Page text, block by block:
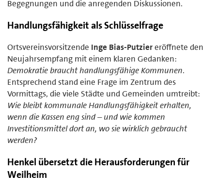
Begegnungen und die anregenden Diskussionen.
Handlungsfähigkeit als Schlüsselfrage
Ortsvereinsvorsitzende Inge Bias-Putziereröffnete den
Neujahrsempfang mit einem klaren Gedanken:
Demokratie braucht handlungsfähige Kommunen.
Entsprechend stand eine Frage im Zentrum des
Vormittags, die viele Städte und Gemeinden umtreibt:
Wie bleibt kommunale Handlungsfähigkeit erhalten,
wenn die Kassen eng sind – und wie kommen
Investitionsmittel dort an, wo sie wirklich gebraucht
werden?
Henkel übersetzt die Herausforderungen für
Weilheim